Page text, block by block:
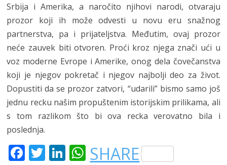
Srbija i Amerika, a naročito njihovi narodi, otvaraju
prozor koji ih može odvesti u novu eru snažnog
partnerstva, pa i prijateljstva. Međutim, ovaj prozor
neće zauvek biti otvoren. Proći kroz njega znači ući u
voz moderne Evrope i Amerike, onog dela čovečanstva
koji je njegov pokretač i njegov najbolji deo za život.
Dopustiti da se prozor zatvori, “udarili” bismo samo još
jednu recku našim propuštenim istorijskim prilikama, ali
s tom razlikom što bi ova recka verovatno bila i
poslednja.
F T LI W
SHARE